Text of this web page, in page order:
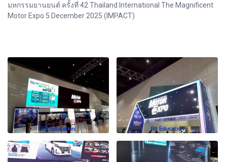
มหกรรมยานยนต์ ครั้งที่ 42 Thailand International The Magnificent
Motor Expo 5 December 2025 (IMPACT)